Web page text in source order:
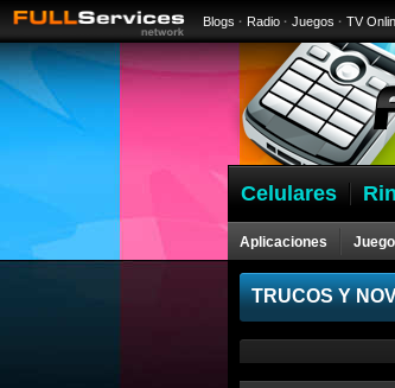
Blogs · Radio · Juegos · TV
Celulares
Aplicaciones
Celulares
TRUCOS Y